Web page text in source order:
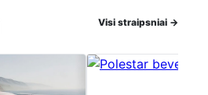
Visi straipsniai →